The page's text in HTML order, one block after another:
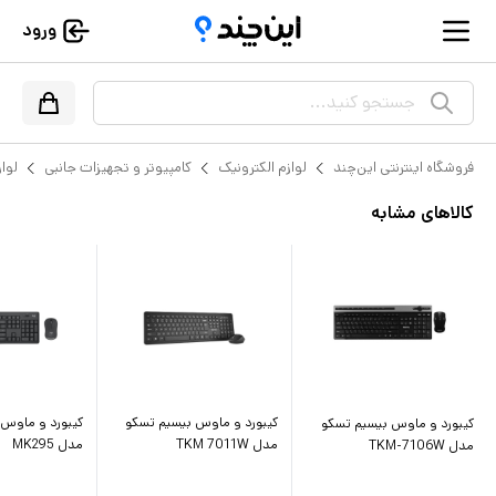
ورود
جستجو کنید...
فروشگاه اینترنتی این‌چند لوازم الکترونیک کامپیوتر و تجهیزات جانبی
کالاهای مشابه
کیبورد و ماوس بیسیم تسکو
مدل TKM-7106W
کیبورد و ماوس بیسیم تسکو
مدل TKM 7011W
کیبورد و
مدل MK295